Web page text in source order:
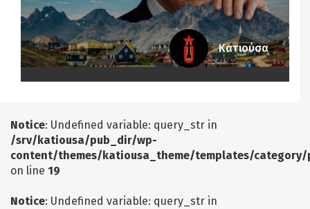
Κατιούσα
Notice: Undefined variable: query_str in
/srv/katiousa/pub_dir/wp-
content/themes/katiousa_theme/templates/
on line 19
Notice: Undefined variable: query_str in